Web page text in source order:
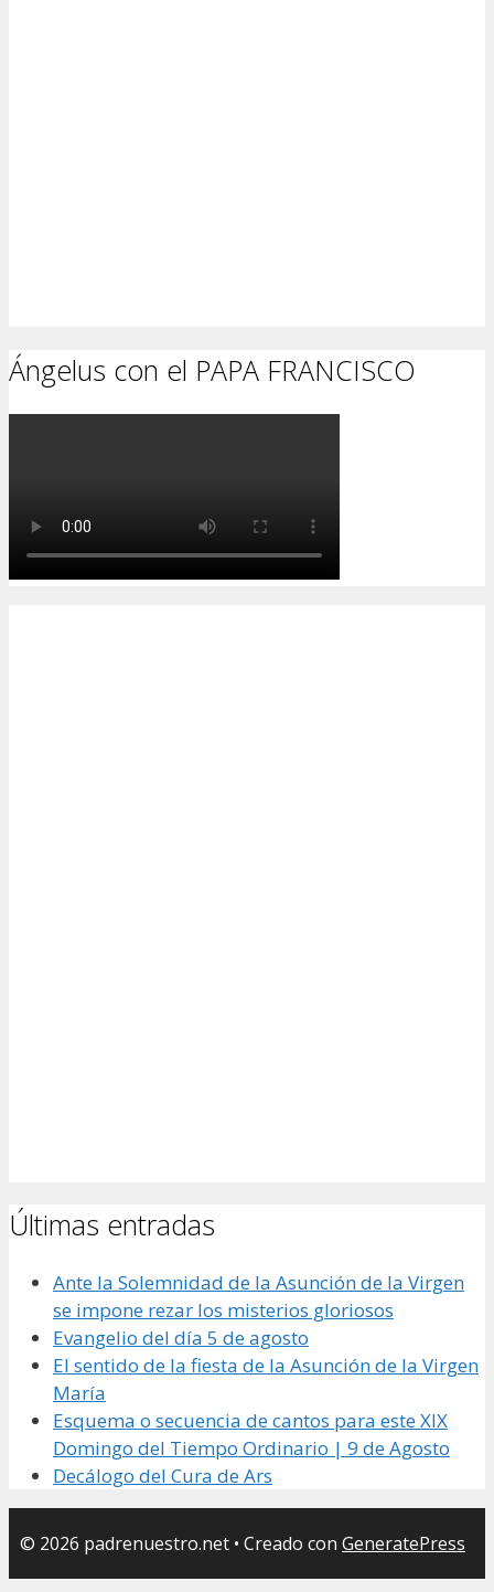
Ángelus con el PAPA FRANCISCO
Últimas entradas
Ante la Solemnidad de la Asunción de la Virgen
se impone rezar los misterios gloriosos
Evangelio del día 5 de agosto
El sentido de la fiesta de la Asunción de la Virgen
María
Esquema o secuencia de cantos para este XIX
Domingo del Tiempo Ordinario | 9 de Agosto
Decálogo del Cura de Ars
© 2026 padrenuestro.net • Creado con GeneratePress